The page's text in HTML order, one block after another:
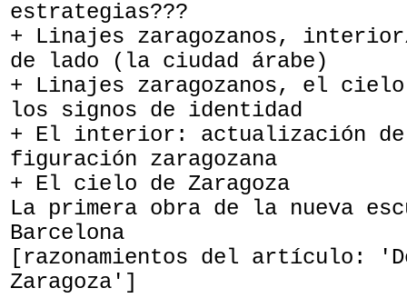
estrategias???
+ Linajes zaragozanos,
de lado (la ciudad árabe)
+ Linajes zaragozanos, el
los signos de identidad
+ El interior: actualización de
figuración zaragozana
+ El cielo de Zaragoza
La primera obra de la nueva
Barcelona
[razonamientos del artículo:
Zaragoza']